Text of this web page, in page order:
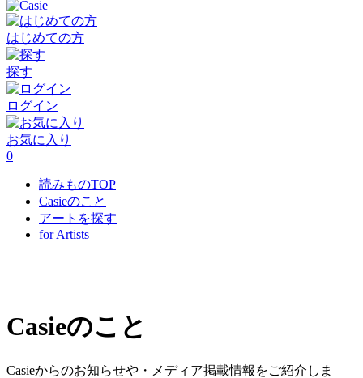
はじめての方
探す
ログイン
お気に入り
0
読みものTOP
Casieのこと
アートを探す
for Artists
Casieのこと
Casieからのお知らせや・メディア掲載情報をご紹介しま